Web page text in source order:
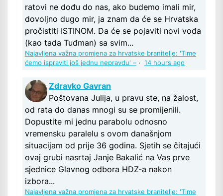
ratovi ne dođu do nas, ako budemo imali mir,
dovoljno dugo mir, ja znam da će se Hrvatska
pročistiti ISTINOM. Da će se pojaviti novi vođa
(kao tada Tuđman) sa svim...
Najavljena važna promjena za hrvatske branitelje: 'Time
ćemo ispraviti još jednu nepravdu' – · 14 hours ago
Zdravko Gavran
Poštovana Julija, u pravu ste, na žalost,
od rata do danas mnogi su se promijenili.
Dopustite mi jednu parabolu odnosno
vremensku paralelu s ovom današnjom
situacijam od prije 36 godina. Sjetih se čitajući
ovaj grubi nasrtaj Janje Bakalić na Vas prve
sjednice Glavnog odbora HDZ-a nakon
izbora...
Najavljena važna promjena za hrvatske branitelje: 'Time